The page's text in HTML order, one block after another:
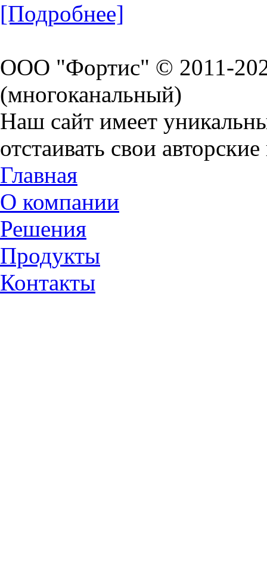
[Подробнее]
ООО "Фортис" © 2011-
(многоканальный)
Наш сайт имеет
отстаивать свои
Главная
О компании
Решения
Продукты
Контакты